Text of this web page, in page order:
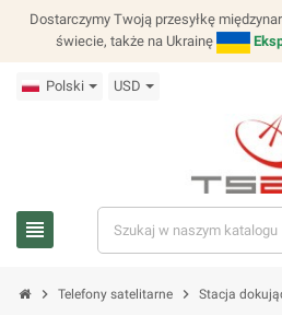
Dostarczymy Twoją przesyłkę
świecie, także na Ukrainę
Polski USD
view_headline
chevron_right Telefony satelitarne chevron_right Stacja